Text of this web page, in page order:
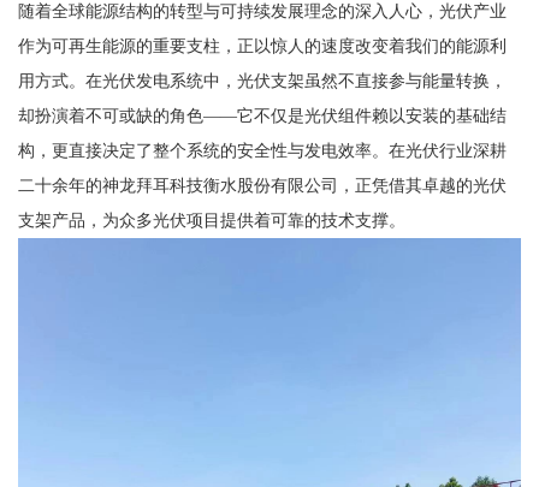
随着全球能源结构的转型与可持续发展理念的深入人心，光伏产业
作为可再生能源的重要支柱，正以惊人的速度改变着我们的能源利
用方式。在光伏发电系统中，光伏支架虽然不直接参与能量转换，
却扮演着不可或缺的角色——它不仅是光伏组件赖以安装的基础结
构，更直接决定了整个系统的安全性与发电效率。在光伏行业深耕
二十余年的神龙拜耳科技衡水股份有限公司，正凭借其卓越的光伏
支架产品，为众多光伏项目提供着可靠的技术支撑。